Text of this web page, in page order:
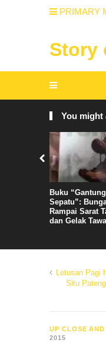
PRIMARY
Story
You might
Buku “Gantung
Sepatu”:
Rampai Sarat
dan Gelak Tawa
Letusan Pagi
Situ
UP CLOSE
2015